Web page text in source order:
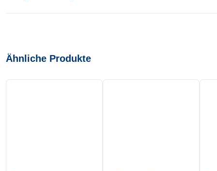
Ähnliche Produkte